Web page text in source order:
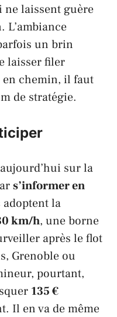
ne laissent guère
L’ambiance
un brin
laisser filer
chemin, il faut
de stratégie.
sur la
s’informer en
la
km/h, une borne
après le flot
Grenoble ou
pourtant,
135 €
Il en va de même